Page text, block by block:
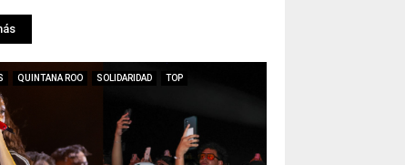
QUINTANA ROO SOLIDARIDAD TOP